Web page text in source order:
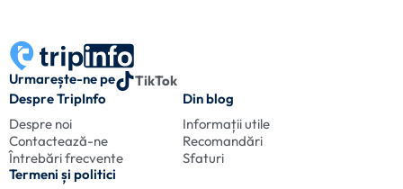
Urmarește-ne pe
TikTok
Despre TripInfo
Despre noi
Contactează-ne
Întrebări frecvente
Din blog
Informații utile
Recomandări
Sfaturi
Termeni și politici